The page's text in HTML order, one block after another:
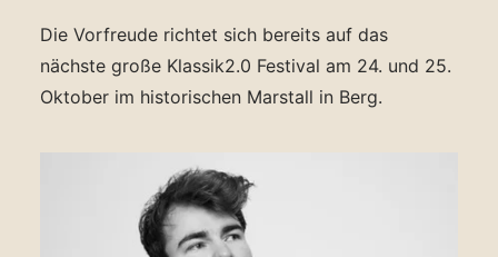
Die Vorfreude richtet sich bereits auf das
nächste große Klassik2.0 Festival am 24. und 25.
Oktober im historischen Marstall in Berg.